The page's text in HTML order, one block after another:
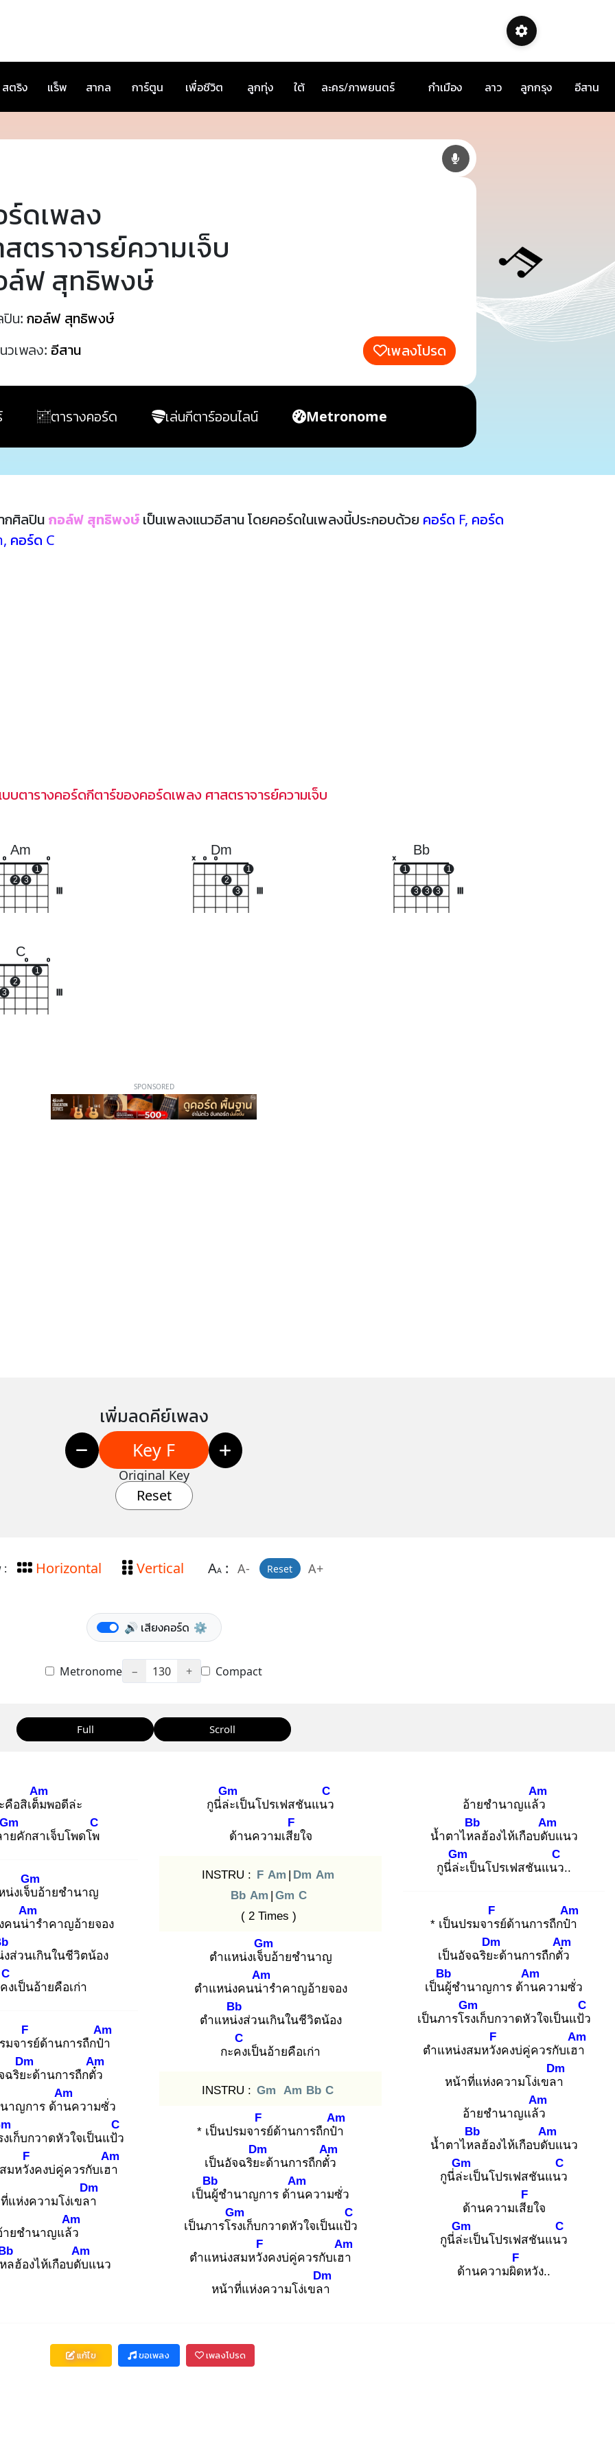
สตริง แร็พ สากล การ์ตูน เพื่อชีวิต ลูกทุ่ง ใต้ ละคร/ภาพยนตร์ กำเมือง ลาว ลูกกรุง อีสาน
ร์ดเพลง
ตราจารย์ความเจ็บ
ล์ฟ สุทธิพงษ์
ปิน: กอล์ฟ สุทธิพงษ์
วเพลง: อีสาน เพลงโปรด
ตารางคอร์ด เล่นกีตาร์ออนไลน์ Metronome
กศิลปิน กอล์ฟ สุทธิพงษ์ เป็นเพลงแนวอีสาน โดยคอร์ดในเพลงนี้ประกอบด้วย คอร์ด F, คอร์ด
, คอร์ด C
บตารางคอร์ดกีตาร์ของคอร์ดเพลง ศาสตราจารย์ความเจ็บ
Am
o
2 3
1
o
Dm
x o o
2
3
1
Bb
x
1
3 3 3
1
C
3
2
o
1
o
SPONSORED
เพิ่มลดคีย์เพลง
Key F
Original Key
Reset
: Horizontal Vertical AA: A- Reset A+
🔊 เสียงคอร์ด ⚙️
Metronome − 130 + Compact
Full Scroll
คือสิเต็ม
Am
พอดีล่ะ
ย
Gm
คักสาเจ็บโพดโพ
C
น่งเจ็บ
Gm
อ้ายชำนาญ
คนน่า
Am
รำคาญอ้ายจอง
ส่วนเกินในชีวิตน้อง
ง
C
เป็นอ้ายคือเก่า
มจาร
F
ย์ด้านการถืกป๋า
Am
ฉริยะ
Dm
ด้านการถืกตั๋ว
Am
าญการ ด้าน
Am
ความซั่ว
เก็บกวาดหัวใจเป็นแป้ว
C
มหวัง
F
คงบ่คู่ควรกับเฮา
Am
แห่งความโง่เขลา
Dm
ายชำนาญแล้ว
Am
ลฮ้องไห้เกือบดับ
Am
แนว
กูนี่ล่ะ
Gm
เป็นโปรเฟสชันแนว
C
ด้านความเสีย
F
ใจ
INSTRU : F Am | Dm Am
Bb Am | Gm C
( 2 Times )
ตำแหน่งเจ็บ
Gm
อ้ายชำนาญ
ตำแหน่งคนน่า
Am
รำคาญอ้ายจอง
ตำแหน่ง
Bb
ส่วนเกินในชีวิตน้อง
กะคง
C
เป็นอ้ายคือเก่า
INSTRU : Gm Am Bb C
* เป็นปรมจาร
F
ย์ด้านการถืกป๋า
Am
เป็นอัจฉริยะ
Dm
ด้านการถืกตั๋ว
Am
เป็นผู้
Bb
ชำนาญการ ด้าน
Am
ความซั่ว
เป็นภารโรง
Gm
เก็บกวาดหัวใจเป็นแป้ว
C
ตำแหน่งสมหวัง
F
คงบ่คู่ควรกับเฮา
Am
หน้าที่แห่งความโง่เขลา
Dm
อ้ายชำนาญแล้ว
Am
น้ำตาไหล
Bb
ฮ้องไห้เกือบดับ
Am
แนว
กูนี่ล่ะ
Gm
เป็นโปรเฟสชันแนว
C
..
* เป็นปรมจาร
F
ย์ด้านการถืกป๋า
Am
เป็นอัจฉริยะ
Dm
ด้านการถืกตั๋ว
Am
เป็นผู้
Bb
ชำนาญการ ด้าน
Am
ความซั่ว
เป็นภารโรง
Gm
เก็บกวาดหัวใจเป็นแป้ว
C
ตำแหน่งสมหวัง
F
คงบ่คู่ควรกับเฮา
Am
หน้าที่แห่งความโง่เขลา
Dm
อ้ายชำนาญแล้ว
Am
น้ำตาไหล
Bb
ฮ้องไห้เกือบดับ
Am
แนว
กูนี่ล่ะ
Gm
เป็นโปรเฟสชันแนว
C
ด้านความเสีย
F
ใจ
กูนี่ล่ะ
Gm
เป็นโปรเฟสชันแนว
C
ด้านความผิด
F
หวัง..
แก้ไข ขอเพลง เพลงโปรด